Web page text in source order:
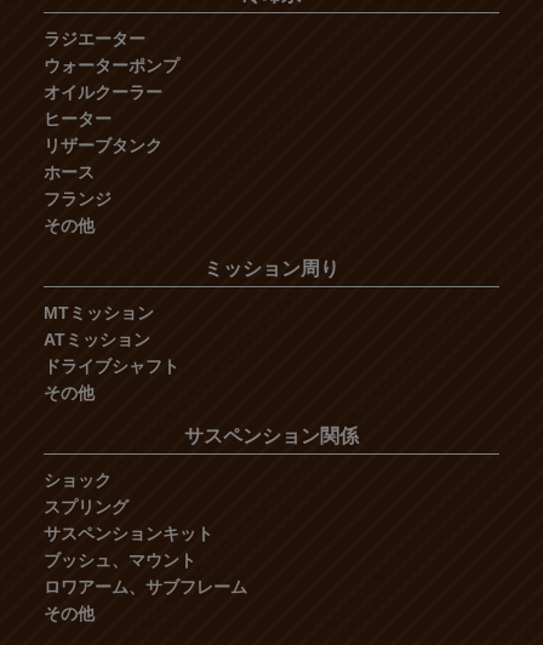
ラジエーター
ウォーターポンプ
オイルクーラー
ヒーター
リザーブタンク
ホース
フランジ
その他
ミッション周り
MTミッション
ATミッション
ドライブシャフト
その他
サスペンション関係
ショック
スプリング
サスペンションキット
ブッシュ、マウント
ロワアーム、サブフレーム
その他